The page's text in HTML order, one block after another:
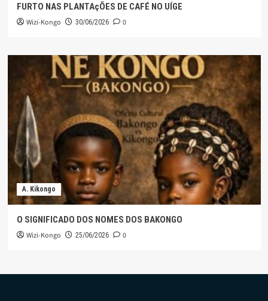
FURTO NAS PLANTAçÕES DE CAFÉ NO UÍGE
Wizi-Kongo 30/06/2026 0
A. Kikongo
O SIGNIFICADO DOS NOMES DOS BAKONGO
Wizi-Kongo 25/06/2026 0